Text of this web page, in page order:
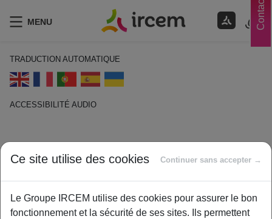
Contacts
MENU
TRADUCTION AUTOMATIQUE
ACCESSIBILITÉ AUDIO
Numéro Adhérent
Byircem
Ce site utilise des cookies Continuer sans accepter →
Le Groupe IRCEM utilise des cookies pour assurer le bon
fonctionnement et la sécurité de ses sites. Ils permettent